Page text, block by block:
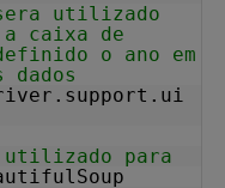
utilizado
caixa de
o ano em
dados
utilizado para